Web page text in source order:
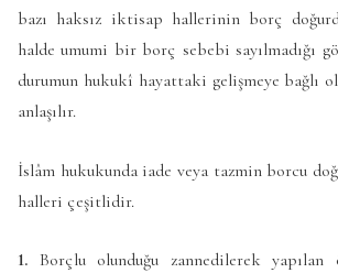
bazı haksız iktisap hallerinin borç
halde umumi bir borç sebebi sayılmadığı
durumun hukukî hayattaki gelişmeye bağlı
anlaşılır.
İslâm hukukunda iade veya tazmin borcu
halleri çeşitlidir.
1. Borçlu olunduğu zannedilerek